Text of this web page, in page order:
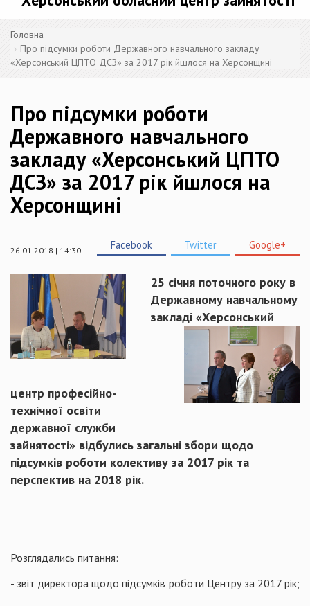
Головна
Про підсумки роботи Державного навчального закладу
«Херсонський ЦПТО ДСЗ» за 2017 рік йшлося на Херсонщині
Про підсумки роботи
Державного навчального
закладу «Херсонський ЦПТО
ДСЗ» за 2017 рік йшлося на
Херсонщині
26.01.2018 | 14:30 Facebook Twitter Google+
25 січня поточного року в
Державному навчальному
закладі «Херсонський
центр професійно-
технічної освіти
державної служби
зайнятості» відбулись загальні збори щодо
підсумків роботи колективу за 2017 рік та
перспектив на 2018 рік.
Розглядались питання:
- звіт директора щодо підсумків роботи Центру за 2017 рік;